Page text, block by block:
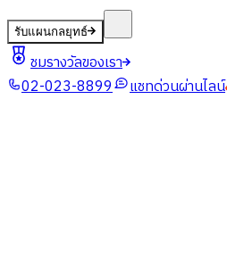
รับแผนกลยุทธ์
ชมรางวัลของเรา
02-023-8899
แชทด่วนผ่านไลน์